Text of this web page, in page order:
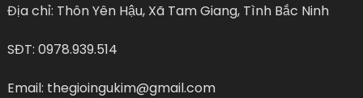
Địa chỉ: Thôn Yên Hậu, Xã Tam Giang, Tình Bắc Ninh
SĐT: 0978.939.514
Email: thegioingukim@gmail.com